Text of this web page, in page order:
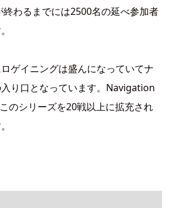
わるまでには2500名の延べ参加者
ゲイニングは盛んになっていてナ
り口となっています。Navigation
のシリーズを20戦以上に拡充され